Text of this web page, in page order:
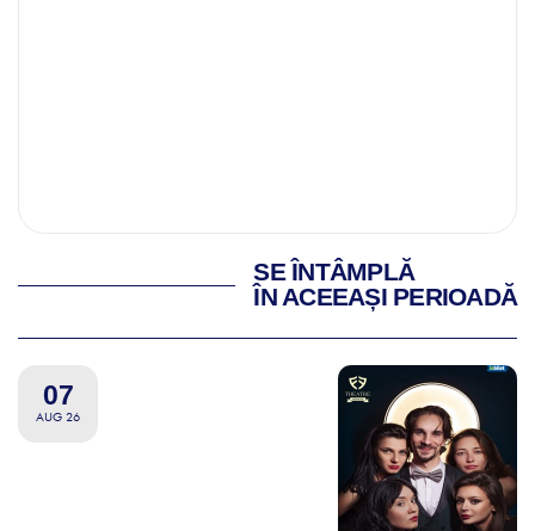
SE ÎNTÂMPLĂ
ÎN ACEEAȘI PERIOADĂ
07
AUG 26